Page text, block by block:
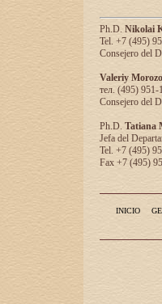
Ph.D. Nikolai
Tel. +7 (495)
Consejero del
Valeriy
тел. (495) 951-
Consejero del
Ph.D. Tatiana
Jefa del
Tel. +7 (495)
Fax +7 (495)
INICIO